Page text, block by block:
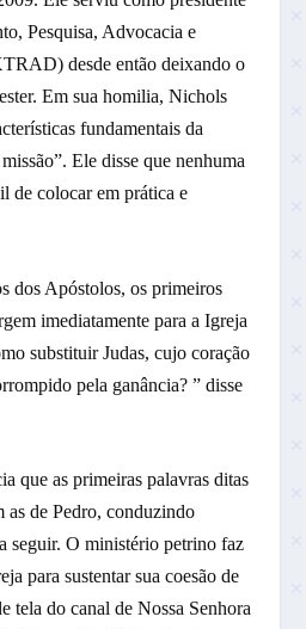
Pesquisa, Advocacia e
desde então deixando o
Em sua homilia, Nichols
fundamentais da
Ele disse que nenhuma
de colocar em prática e
dos Apóstolos, os primeiros
imediatamente para a Igreja
substituir Judas, cujo coração
pela ganância? ” disse
que as primeiras palavras ditas
as de Pedro, conduzindo
seguir. O ministério petrino faz
para sustentar sua coesão de
tela do canal de Nossa Senhora